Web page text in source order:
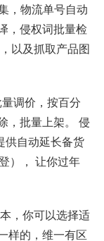
，物流单号自动
，侵权词批量检
以及抓取产品图
调价，按百分
，批量上架。 侵
供自动延长备货
）， 让你过年
，你可以选择适
样的，维一有区